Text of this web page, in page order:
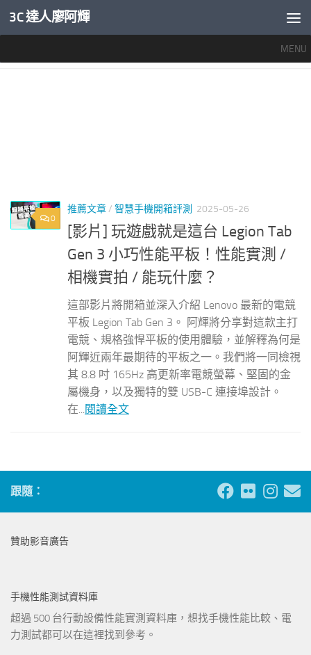
內文下方
3C 達人廖阿輝
MENU
0
推薦文章/ 智慧手機開箱評測 2025-05-26
[影片] 玩遊戲就是這台 Legion Tab
Gen 3 小巧性能平板！性能實測 /
相機實拍 / 能玩什麼？
這部影片將開箱並深入介紹 Lenovo 最新的電競
平板 Legion Tab Gen 3。 阿輝將分享對這款主打
電競、規格強悍平板的使用體驗，並解釋為何是
阿輝近兩年最期待的平板之一。我們將一同檢視
其 8.8 吋 165Hz 高更新率電競螢幕、堅固的金
屬機身，以及獨特的雙 USB-C 連接埠設計。
在...閱讀全文
跟隨：
贊助影音廣告
手機性能測試資料庫
超過 500 台行動設備性能實測資料庫，想找手機性能比較、電
力測試都可以在這裡找到參考。